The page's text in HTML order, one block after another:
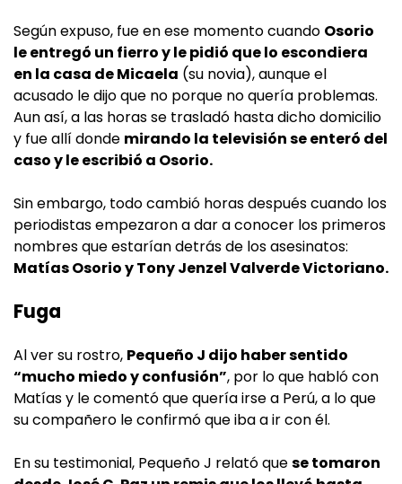
Según expuso, fue en ese momento cuando Osorio
le entregó un fierro y le pidió que lo escondiera
en la casa de Micaela (su novia), aunque el
acusado le dijo que no porque no quería problemas.
Aun así, a las horas se trasladó hasta dicho domicilio
y fue allí donde mirando la televisión se enteró del
caso y le escribió a Osorio.
Sin embargo, todo cambió horas después cuando los
periodistas empezaron a dar a conocer los primeros
nombres que estarían detrás de los asesinatos:
Matías Osorio y Tony Jenzel Valverde Victoriano.
Fuga
Al ver su rostro, Pequeño J dijo haber sentido
“mucho miedo y confusión”, por lo que habló con
Matías y le comentó que quería irse a Perú, a lo que
su compañero le confirmó que iba a ir con él.
En su testimonial, Pequeño J relató quese tomaron